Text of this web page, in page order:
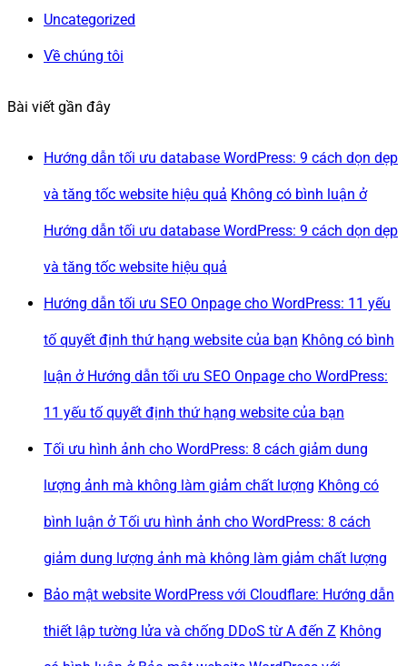
Uncategorized
Về chúng tôi
Bài viết gần đây
Hướng dẫn tối ưu database WordPress: 9 cách dọn dẹp
và tăng tốc website hiệu quả Không có bình luận ở
Hướng dẫn tối ưu database WordPress: 9 cách dọn dẹp
và tăng tốc website hiệu quả
Hướng dẫn tối ưu SEO Onpage cho WordPress: 11 yếu
tố quyết định thứ hạng website của bạn Không có bình
luận ở Hướng dẫn tối ưu SEO Onpage cho WordPress:
11 yếu tố quyết định thứ hạng website của bạn
Tối ưu hình ảnh cho WordPress: 8 cách giảm dung
lượng ảnh mà không làm giảm chất lượng Không có
bình luận ở Tối ưu hình ảnh cho WordPress: 8 cách
giảm dung lượng ảnh mà không làm giảm chất lượng
Bảo mật website WordPress với Cloudflare: Hướng dẫn
thiết lập tường lửa và chống DDoS từ A đến Z Không